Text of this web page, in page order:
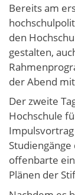
Bereits am
den
gestalten,
der Abend
Der zweite
Hochschule
offenbarte
Plänen der